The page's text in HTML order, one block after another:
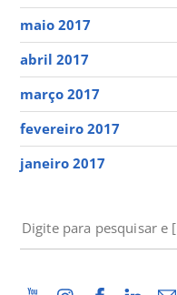
maio 2017
abril 2017
março 2017
fevereiro 2017
janeiro 2017
PESQUISAR